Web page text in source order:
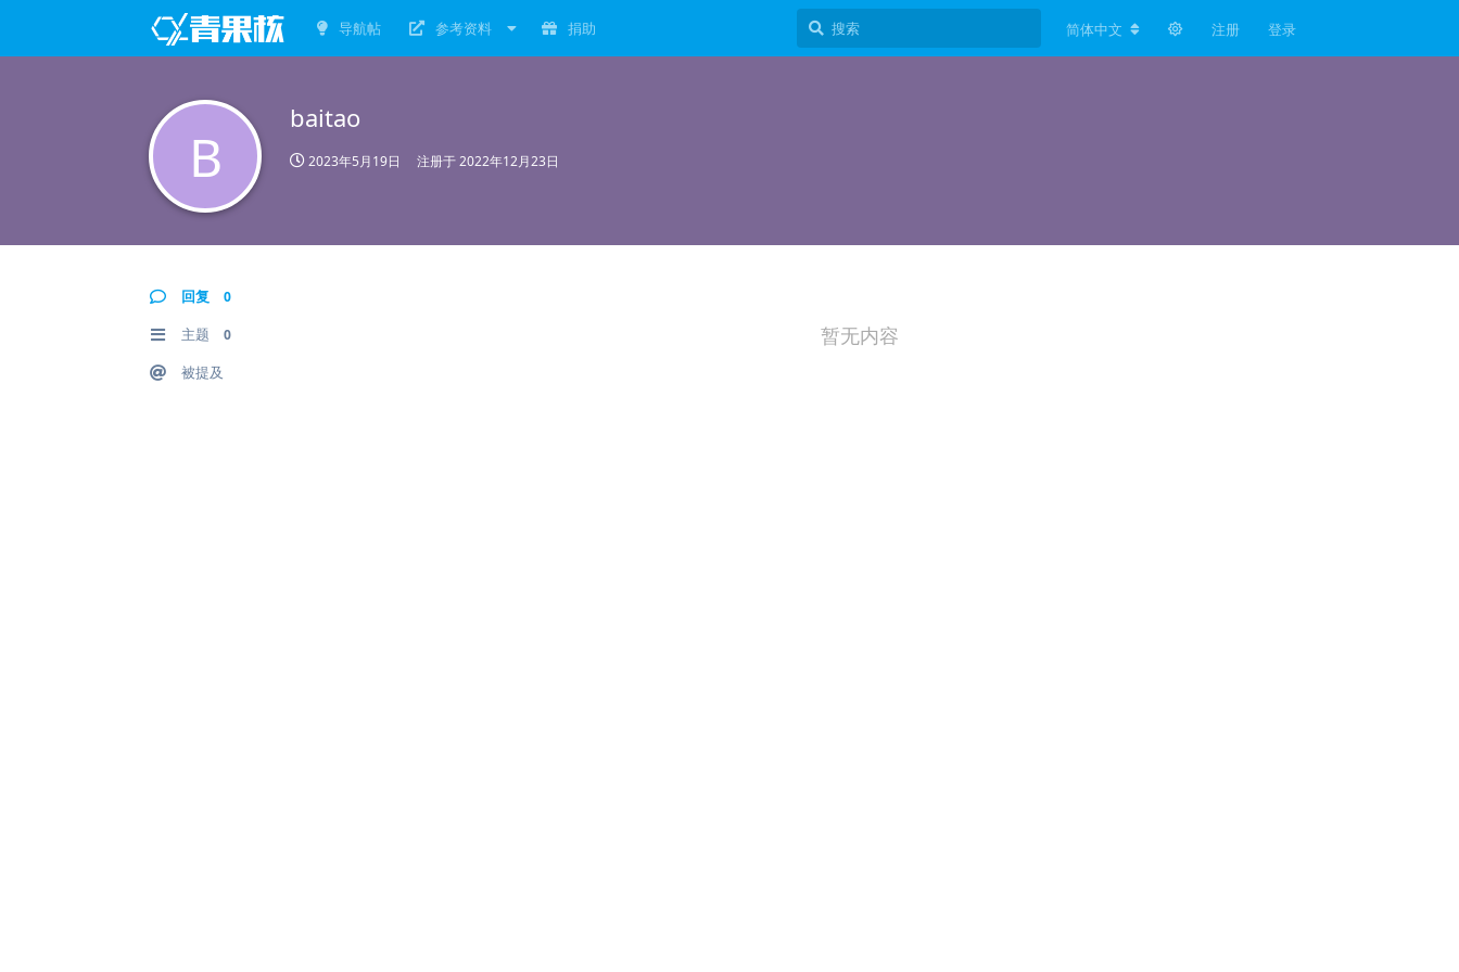
导航帖 参考资料 捐助 简体中文 注册 登录
B
baitao
2023年5月19日 注册于2022年12月23日
回复 0
主题 0
被提及
暂无内容